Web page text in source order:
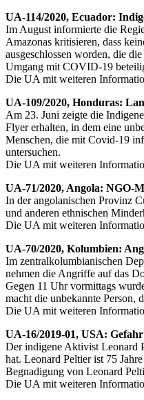
UA-114/2020, Ecuador:
Im August informierte die
Amazonas kritisieren, dass
ausgeschlossen worden, die
Umgang mit COVID-19
Die UA mit weiteren
UA-109/2020, Honduras:
Am 23. Juni zeigte die
Flyer erhalten, in dem eine
Menschen, die mit Covid-19
untersuchen.
Die UA mit weiteren
UA-71/2020, Angola: NGO-
In der angolanischen Provinz
und anderen ethnischen
Die UA mit weiteren
UA-70/2020, Kolumbien:
Im zentralkolumbianischen
nehmen die Angriffe auf das
Gegen 11 Uhr vormittags
macht die unbekannte Person,
Die UA mit weiteren
UA-16/2019-01, USA:
Der indigene Aktivist Leonard
hat. Leonard Peltier ist 75
Begnadigung von Leonard
Die UA mit weiteren